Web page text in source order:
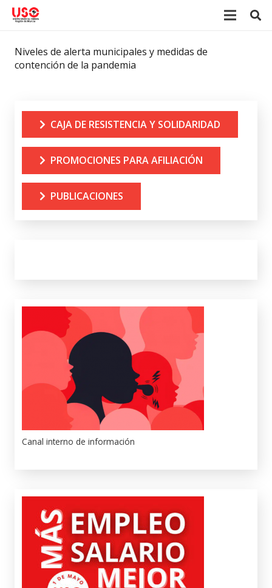
Niveles de alerta municipales y medidas de
contención de la pandemia
CAJA DE RESISTENCIA Y SOLIDARIDAD
PROMOCIONES PARA AFILIACIÓN
PUBLICACIONES
Canal interno de información